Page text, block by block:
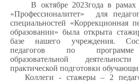
В октябре 2023года в рамах
«Профессионалитет» для
специальностей «Коррекционная
образовании» была открыта
базе нашего учреждения.
педагогов по программе
образовательной
практической подготовки
Коллеги - стажеры – 2